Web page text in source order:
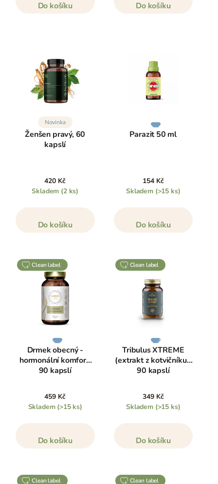
Do košíku Do košíku
Novinka
Ženšen pravý, 60
kapslí
420 Kč
Skladem (2 ks)
Do košíku
Parazit 50 ml
154 Kč
Skladem (>15 ks)
Do košíku
clean label
Drmek obecný -
hormonální komfort,
90 kapslí
459 Kč
Skladem (>15 ks)
Do košíku
clean label
Tribulus XTREME
(extrakt z kotvičníku),
90 kapslí
349 Kč
Skladem (>15 ks)
Do košíku
clean label clean label